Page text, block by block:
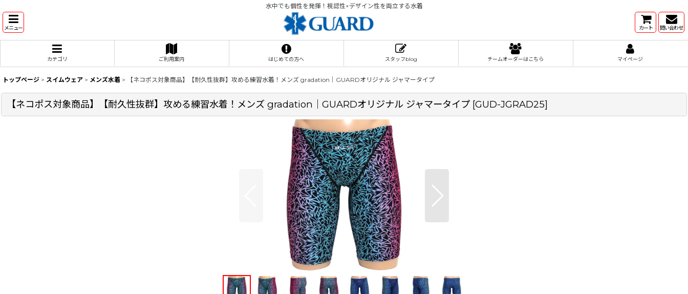
水中でも個性を発揮！視認性×デザイン性を両立する水着
メニュー カート 問い合わせ
カテゴリ ご利用案内 はじめての方へ スタッフblog チームオーダーはこちら マイページ
トップページ > スイムウェア > メンズ水着 > 【ネコポス対象商品】【耐久性抜群】攻める練習水着！メンズ gradation｜GUARDオリジナル ジャマータイプ
【ネコポス対象商品】【耐久性抜群】攻める練習水着！メンズ gradation｜GUARDオリジナル ジャマータイプ [GUD-JGRAD25]